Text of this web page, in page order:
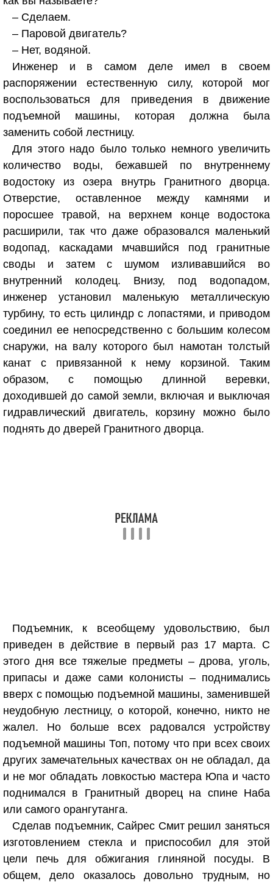
– Сделаем.
– Паровой двигатель?
– Нет, водяной.
Инженер и в самом деле имел в своем
распоряжении естественную силу, которой мог
воспользоваться для приведения в движение
подъемной машины, которая должна была
заменить собой лестницу.
Для этого надо было только немного увеличить
количество воды, бежавшей по внутреннему
водостоку из озера внутрь Гранитного дворца.
Отверстие, оставленное между камнями и
поросшее травой, на верхнем конце водостока
расширили, так что даже образовался маленький
водопад, каскадами мчавшийся под гранитные
своды и затем с шумом изливавшийся во
внутренний колодец. Внизу, под водопадом,
инженер установил маленькую металлическую
турбину, то есть цилиндр с лопастями, и приводом
соединил ее непосредственно с большим колесом
снаружи, на валу которого был намотан толстый
канат с привязанной к нему корзиной. Таким
образом, с помощью длинной веревки,
доходившей до самой земли, включая и выключая
гидравлический двигатель, корзину можно было
поднять до дверей Гранитного дворца.
Подъемник, к всеобщему удовольствию, был
приведен в действие в первый раз 17 марта. С
этого дня все тяжелые предметы – дрова, уголь,
припасы и даже сами колонисты – поднимались
вверх с помощью подъемной машины, заменившей
неудобную лестницу, о которой, конечно, никто не
жалел. Но больше всех радовался устройству
подъемной машины Топ, потому что при всех своих
других замечательных качествах он не обладал, да
и не мог обладать ловкостью мастера Юпа и часто
поднимался в Гранитный дворец на спине Наба
или самого орангутанга.
Сделав подъемник, Сайрес Смит решил заняться
изготовлением стекла и приспособил для этой
цели печь для обжигания глиняной посуды. В
общем, дело оказалось довольно трудным, но